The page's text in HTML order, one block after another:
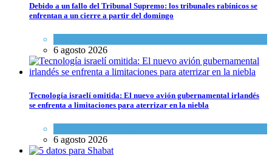
Debido a un fallo del Tribunal Supremo: los tribunales rabínicos se
enfrentan a un cierre a partir del domingo
6 agosto 2026
Tecnología israelí omitida: El nuevo avión gubernamental irlandés
se enfrenta a limitaciones para aterrizar en la niebla
6 agosto 2026